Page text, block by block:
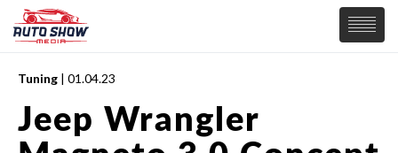
PREMIERY
SAMOCHODY
Wiadomości
Tuning | 01.04.23
Jeep Wrangler